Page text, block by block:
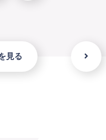
見る